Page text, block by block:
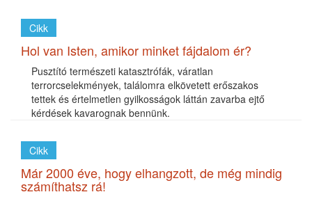
Cikk
Hol van Isten, amikor minket fájdalom ér?
Pusztító természeti katasztrófák, váratlan
terrorcselekmények, találomra elkövetett erőszakos
tettek és értelmetlen gyilkosságok láttán zavarba ejtő
kérdések kavarognak bennünk.
Cikk
Már 2000 éve, hogy elhangzott, de még mindig
számíthatsz rá!